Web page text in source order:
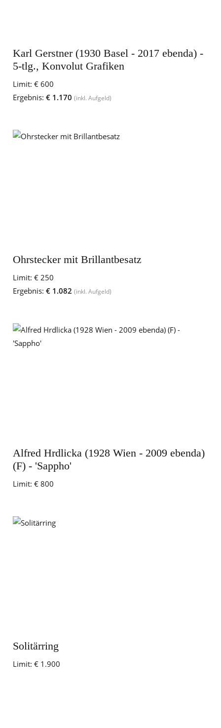
Karl Gerstner (1930 Basel - 2017 ebenda) -
5-tlg., Konvolut Grafiken
Limit: € 600
Ergebnis: € 1.170 (inkl. Aufgeld)
Ohrstecker mit Brillantbesatz
Limit: € 250
Ergebnis: € 1.082 (inkl. Aufgeld)
Alfred Hrdlicka (1928 Wien - 2009 ebenda)
(F) - 'Sappho'
Limit: € 800
Solitärring
Limit: € 1.900